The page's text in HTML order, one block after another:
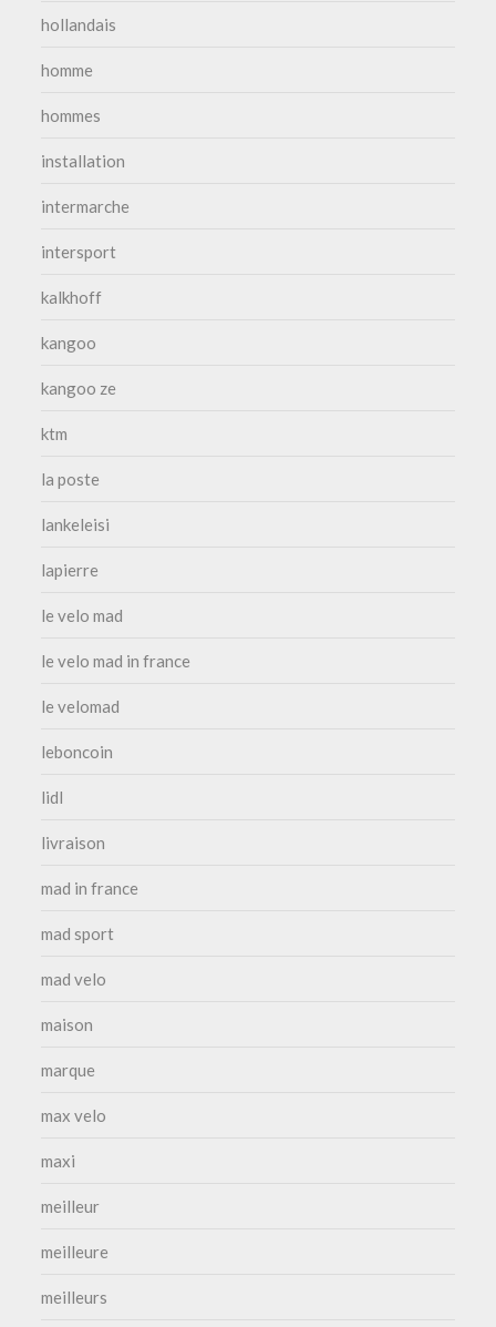
hollandais
homme
hommes
installation
intermarche
intersport
kalkhoff
kangoo
kangoo ze
ktm
la poste
lankeleisi
lapierre
le velo mad
le velo mad in france
le velomad
leboncoin
lidl
livraison
mad in france
mad sport
mad velo
maison
marque
max velo
maxi
meilleur
meilleure
meilleurs